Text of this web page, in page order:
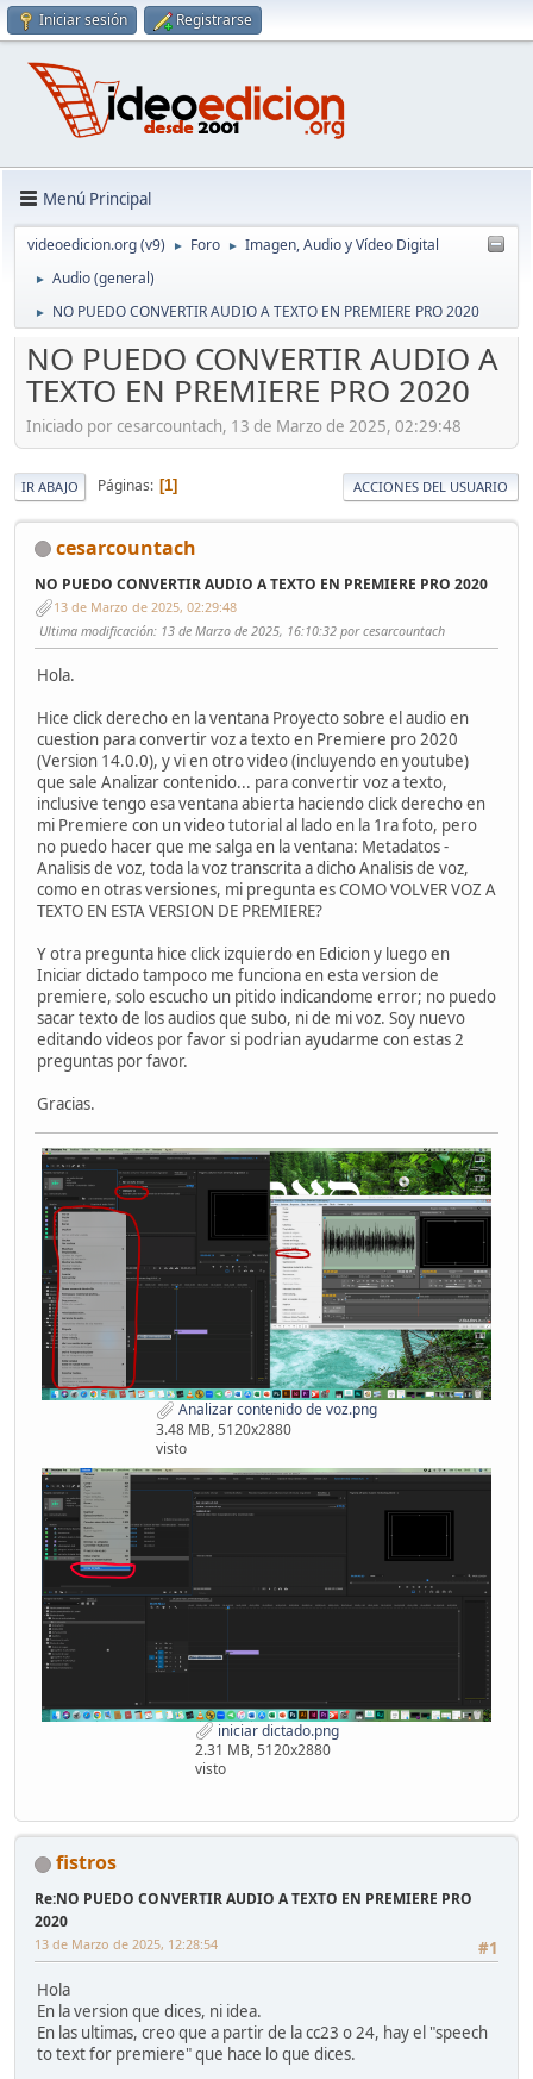
Iniciar sesión Registrarse
Menú Principal
videoedicion.org (v9) ► Foro ► Imagen, Audio y Vídeo Digital
► Audio (general)
► NO PUEDO CONVERTIR AUDIO A TEXTO EN PREMIERE PRO 2020
NO PUEDO CONVERTIR AUDIO A
TEXTO EN PREMIERE PRO 2020
Iniciado por cesarcountach, 13 de Marzo de 2025, 02:29:48
IR ABAJO Páginas 1 ACCIONES DEL USUARIO
cesarcountach
NO PUEDO CONVERTIR AUDIO A TEXTO EN PREMIERE PRO 2020
13 de Marzo de 2025, 02:29:48
Ultima modificación: 13 de Marzo de 2025, 16:10:32 por cesarcountach
Hola.
Hice click derecho en la ventana Proyecto sobre el audio en
cuestion para convertir voz a texto en Premiere pro 2020
(Version 14.0.0), y vi en otro video (incluyendo en youtube)
que sale Analizar contenido... para convertir voz a texto,
inclusive tengo esa ventana abierta haciendo click derecho en
mi Premiere con un video tutorial al lado en la 1ra foto, pero
no puedo hacer que me salga en la ventana: Metadatos -
Analisis de voz, toda la voz transcrita a dicho Analisis de voz,
como en otras versiones, mi pregunta es COMO VOLVER VOZ A
TEXTO EN ESTA VERSION DE PREMIERE?
Y otra pregunta hice click izquierdo en Edicion y luego en
Iniciar dictado tampoco me funciona en esta version de
premiere, solo escucho un pitido indicandome error; no puedo
sacar texto de los audios que subo, ni de mi voz. Soy nuevo
editando videos por favor si podrian ayudarme con estas 2
preguntas por favor.
Gracias.
Analizar contenido de voz.png
3.48 MB, 5120x2880
visto
iniciar dictado.png
2.31 MB, 5120x2880
visto
fistros
Re:NO PUEDO CONVERTIR AUDIO A TEXTO EN PREMIERE PRO
2020
#1
13 de Marzo de 2025, 12:28:54
Hola
En la version que dices, ni idea.
En las ultimas, creo que a partir de la cc23 o 24, hay el "speech
to text for premiere" que hace lo que dices.